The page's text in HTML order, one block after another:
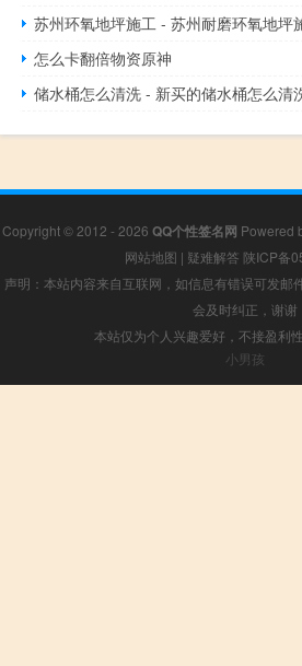
苏州环氧地坪施工 - 苏州耐磨环氧地坪
怎么卡翻倍物资原神
储水桶怎么清洗 - 新买的储水桶怎么清
Copyright © 2012 - 2026 QQ个性签名网 Powered
网站地图 | 疑难解答 陕ICP备
声明：本站内容来自互联网，如信息有错误可发邮
会及时纠正，谢谢
本站仅为个人兴趣爱好，不接盈利
小男孩